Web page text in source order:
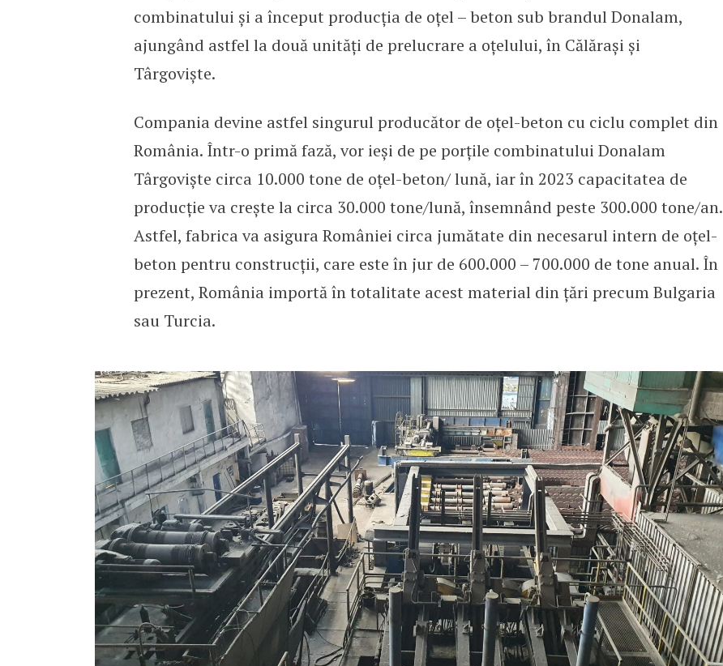
combinatului și a început producția de oțel – beton sub brandul Donalam,
ajungând astfel la două unități de prelucrare a oțelului, în Călărași și
Târgoviște.
Compania devine astfel singurul producător de oţel-beton cu ciclu complet din
România. Într-o primă fază, vor ieși de pe porțile combinatului Donalam
Târgoviște circa 10.000 tone de oțel-beton/ lună, iar în 2023 capacitatea de
producție va crește la circa 30.000 tone/lună, însemnând peste 300.000 tone/an.
Astfel, fabrica va asigura României circa jumătate din necesarul intern de oțel-
beton pentru construcții, care este în jur de 600.000 – 700.000 de tone anual. În
prezent, România importă în totalitate acest material din țări precum Bulgaria
sau Turcia.